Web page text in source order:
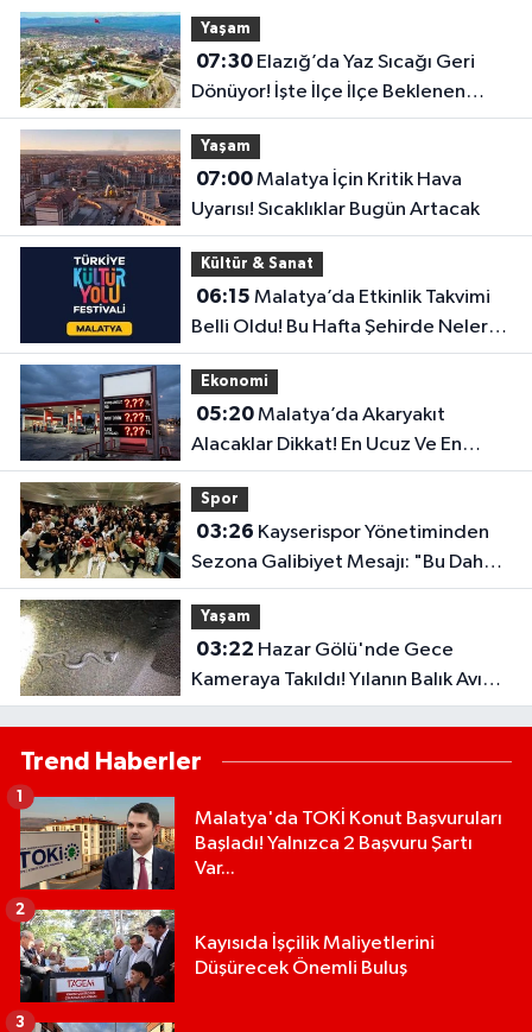
Yaşam
07:30Elazığ’da Yaz Sıcağı Geri
Dönüyor! İşte İlçe İlçe Beklenen
Sıcaklıklar
Yaşam
07:00Malatya İçin Kritik Hava
Uyarısı! Sıcaklıklar Bugün Artacak
Kültür & Sanat
06:15
Belli Oldu! Bu Hafta Şehirde Neler
Olacak?
Ekonomi
05:20Malatya’da Akaryakıt
Alacaklar Dikkat! En Ucuz Ve En
Pahalı İlçe Belli Oldu
Spor
03:26
Sezona Galibiyet Mesajı: "Bu Daha
Başlangıç"
Yaşam
03:22
Kameraya Takıldı! Yılanın Balık Avı
Şaşırttı
Trend Haberler
Malatya'da TOKİ Konut Başvuruları
Başladı! Yalnızca 2 Başvuru Şartı
Var...
1
Kayısıda İşçilik Maliyetlerini
Düşürecek Önemli Buluş
2
3